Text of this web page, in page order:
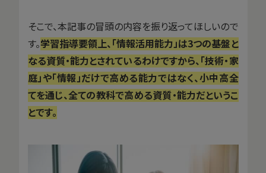
そこで、本記事の冒頭の内容を振り返ってほしいので
す。学習指導要領上、「情報活用能力」は3つの基盤と
なる資質・能力とされているわけですから、「技術・家
庭」や「情報」だけで高める能力ではなく、小中高全
てを通じ、全ての教科で高める資質・能力だというこ
とです。